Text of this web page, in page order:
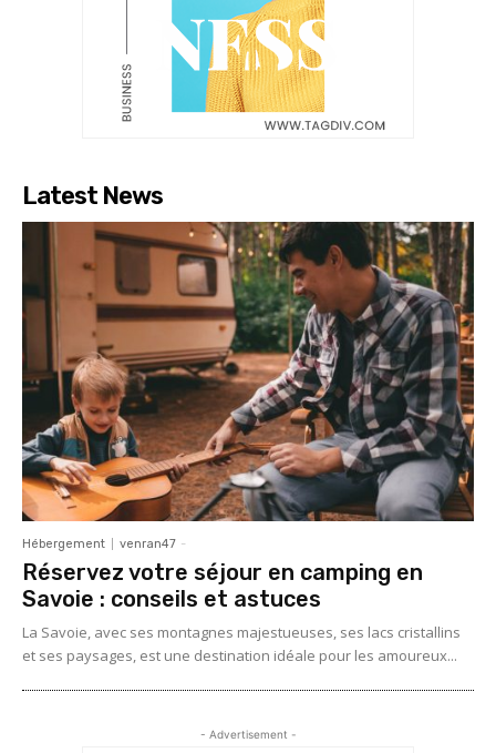
Latest News
Hébergement venran47 -
Réservez votre séjour en camping en
Savoie : conseils et astuces
La Savoie, avec ses montagnes majestueuses, ses lacs cristallins
et ses paysages, est une destination idéale pour les amoureux...
- Advertisement -